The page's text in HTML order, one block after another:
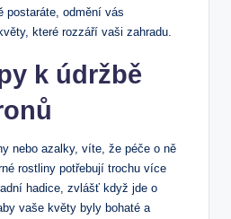
postaráte, odmění vás
které rozzáří‍ vaši zahradu.
k údržbě
nebo azalky, víte,⁣ že péče o ně
rostliny potřebují trochu více
hadice, zvlášť když jde o
vaše ‍květy ​byly bohaté a